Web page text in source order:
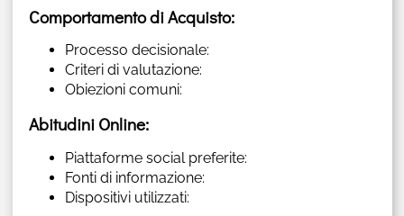
Comportamento di Acquisto:
Processo decisionale:
Criteri di valutazione:
Obiezioni comuni:
Abitudini Online:
Piattaforme social preferite:
Fonti di informazione:
Dispositivi utilizzati: